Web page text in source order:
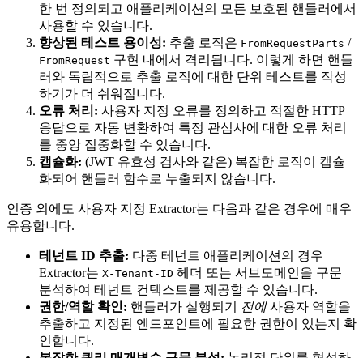
한 번 정의되고 애플리케이션의 모든 보호된 핸들러에서
사용할 수 있습니다.
향상된 테스트 용이성: 추출 로직은 FromRequestParts /
FromRequest 구현 내에서 격리됩니다. 이렇게 하면 핸들
러와 독립적으로 추출 로직에 대한 단위 테스트를 작성
하기가 더 쉬워집니다.
오류 처리: 사용자 지정 오류를 정의하고 적절한 HTTP
응답으로 자동 변환하여 특정 관심사에 대한 오류 처리
를 중앙 집중화할 수 있습니다.
캡슐화: (JWT 유효성 검사와 같은) 복잡한 로직이 캡슐
화되어 핸들러 함수로 누출되지 않습니다.
인증 외에도 사용자 지정 Extractor는 다음과 같은 경우에 매우
유용합니다.
테넌트 ID 추출: 다중 테넌트 애플리케이션의 경우
Extractor는 X-Tenant-ID 헤더 또는 서브도메인을 구문
분석하여 테넌트 컨텍스트를 제공할 수 있습니다.
권한/역할 확인: 핸들러가 실행되기 전에사용자 역할을
추출하고 지정된 엔드포인트에 필요한 권한이 있는지 확
인합니다.